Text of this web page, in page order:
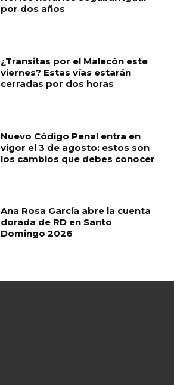
por dos años
¿Transitas por el Malecón este
viernes? Estas vías estarán
cerradas por dos horas
Nuevo Código Penal entra en
vigor el 3 de agosto: estos son
los cambios que debes conocer
Ana Rosa García abre la cuenta
dorada de RD en Santo
Domingo 2026